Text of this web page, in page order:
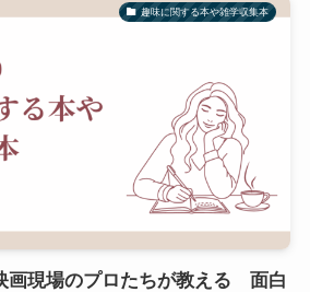
趣味に関する本や雑学収集本
画現場のプロたちが教える 面白